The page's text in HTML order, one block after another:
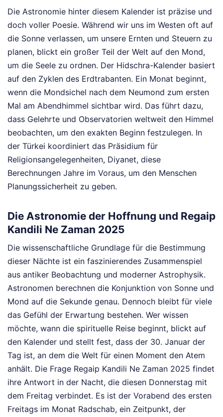
Die Astronomie hinter diesem Kalender ist präzise und
doch voller Poesie. Während wir uns im Westen oft auf
die Sonne verlassen, um unsere Ernten und Steuern zu
planen, blickt ein großer Teil der Welt auf den Mond,
um die Seele zu ordnen. Der Hidschra-Kalender basiert
auf den Zyklen des Erdtrabanten. Ein Monat beginnt,
wenn die Mondsichel nach dem Neumond zum ersten
Mal am Abendhimmel sichtbar wird. Das führt dazu,
dass Gelehrte und Observatorien weltweit den Himmel
beobachten, um den exakten Beginn festzulegen. In
der Türkei koordiniert das Präsidium für
Religionsangelegenheiten, Diyanet, diese
Berechnungen Jahre im Voraus, um den Menschen
Planungssicherheit zu geben.
Die Astronomie der Hoffnung und Regaip
Kandili Ne Zaman 2025
Die wissenschaftliche Grundlage für die Bestimmung
dieser Nächte ist ein faszinierendes Zusammenspiel
aus antiker Beobachtung und moderner Astrophysik.
Astronomen berechnen die Konjunktion von Sonne und
Mond auf die Sekunde genau. Dennoch bleibt für viele
das Gefühl der Erwartung bestehen. Wer wissen
möchte, wann die spirituelle Reise beginnt, blickt auf
den Kalender und stellt fest, dass der 30. Januar der
Tag ist, an dem die Welt für einen Moment den Atem
anhält. Die Frage Regaip Kandili Ne Zaman 2025 findet
ihre Antwort in der Nacht, die diesen Donnerstag mit
dem Freitag verbindet. Es ist der Vorabend des ersten
Freitags im Monat Radschab, ein Zeitpunkt, der